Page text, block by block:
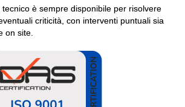
è sempre disponibile per risolvere
criticità, con interventi puntuali sia
on site.